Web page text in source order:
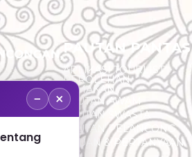
5,
PAUTAN PANTAS
APLIKASI TOURLIST
PEROLEHAN
SEMAKAN
PAUTAN AWAM
PAUTAN SWASTA
PAUTAN PELANCONG
ADUAN & PERTANYAAN
− ×